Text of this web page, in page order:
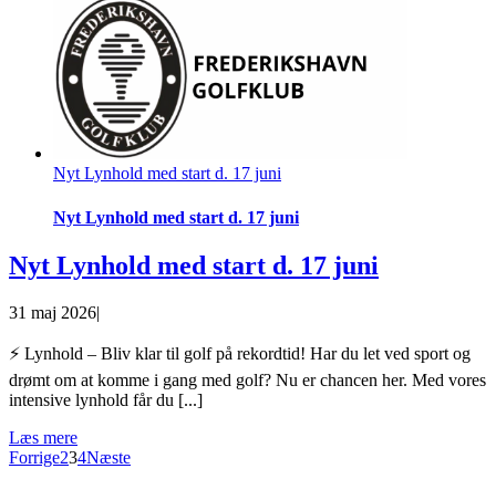
Nyt Lynhold med start d. 17 juni
Nyt Lynhold med start d. 17 juni
Nyt Lynhold med start d. 17 juni
31 maj 2026|
⚡ Lynhold – Bliv klar til golf på rekordtid! Har du let ved sport og
drømt om at komme i gang med golf? Nu er chancen her. Med vores
intensive lynhold får du [...]
Læs mere
Forrige234Næste